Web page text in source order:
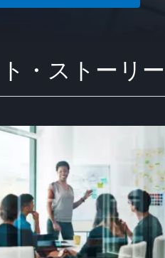
・ストーリー